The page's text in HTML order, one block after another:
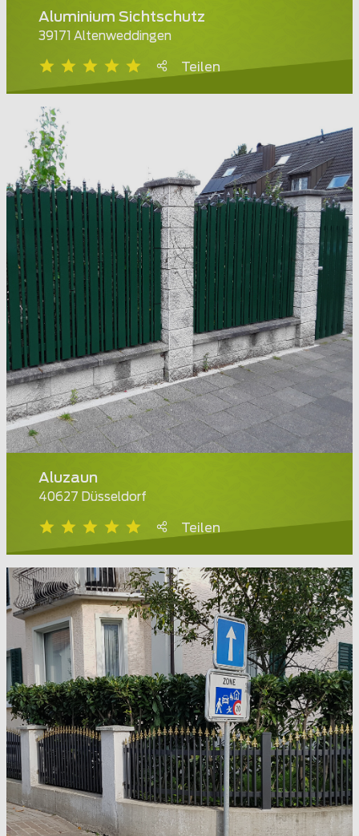
Aluminium Sichtschutz
39171 Altenweddingen
Teilen
Aluzaun
40627 Düsseldorf
Teilen